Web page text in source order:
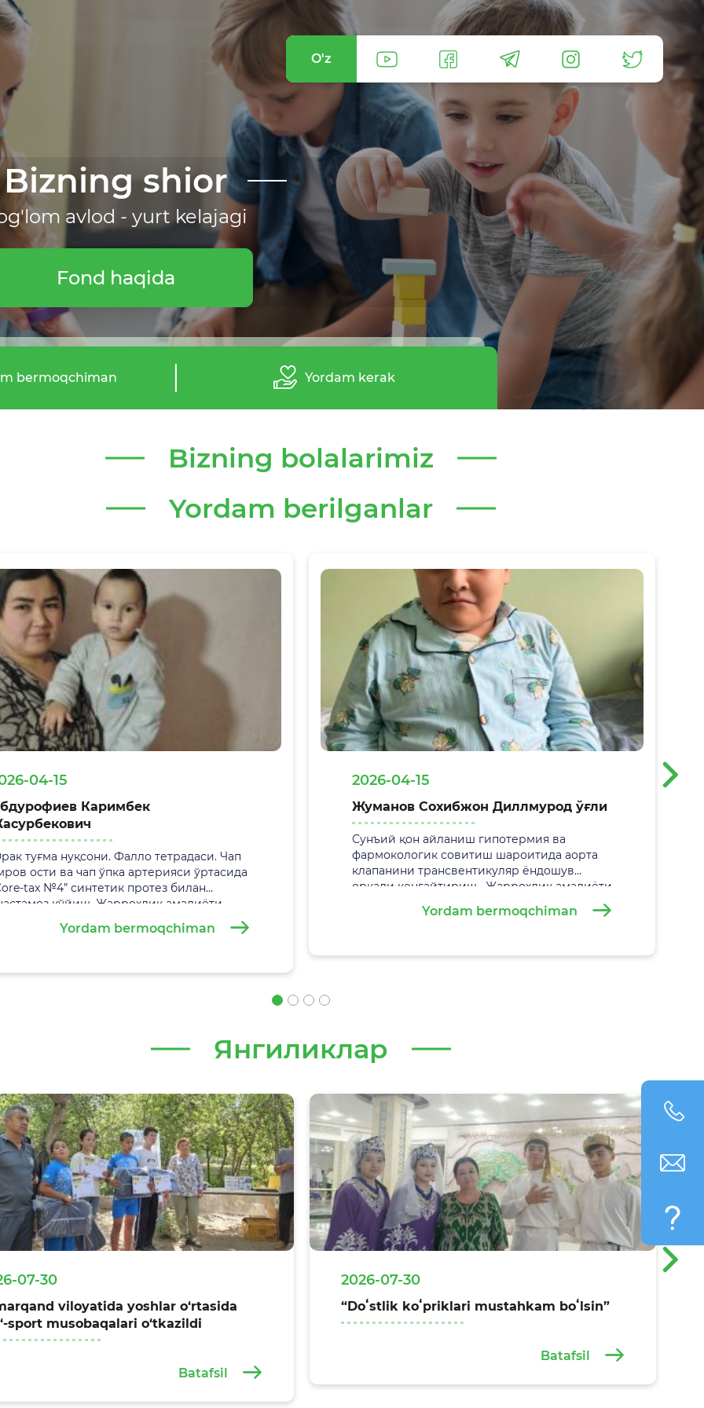
O'z
Bizning shior
avlod - yurt kelajagi
Fond haqida
bermoqchiman Yordam kerak
Bizning bolalarimiz
Yordam berilganlar
04-15
Каримбек
туғма нуқсони. Фалло тетрадаси. Чап
ости ва чап ўпка артерияси ўртасида
tax №4” синтетик протез билан
қўйиш. Жаррохлик амалиёти
Самарқанд вилоят болалар
тармоқли тиббиёт марказида
Yordam bermoqchiman
2026-04-15
Жуманов Сохибжон Диллмурод ўғли
Сунъий қон айланиш гипотермия ва
фармокологик совитиш шароитида аорта
клапанини трансвентикуляр ёндошув
орқали кенгайтириш. Жаррохлик амалиёти
Самарқанд вилоят болалар
кўп тармоқли тиббиёт марказида
Yordam bermoqchiman
›
Янгиликлар
07-30
viloyatida yoshlar o‘rtasida
sport musobaqalari o‘tkazildi
Batafsil
2026-07-30
“Doʻstlik koʻpriklari mustahkam boʻlsin”
Batafsil
›